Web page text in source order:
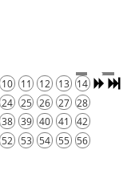
10 11 12 13
14
24 25 26 27
28
38 39 40 41
42
52 53 54 55
56